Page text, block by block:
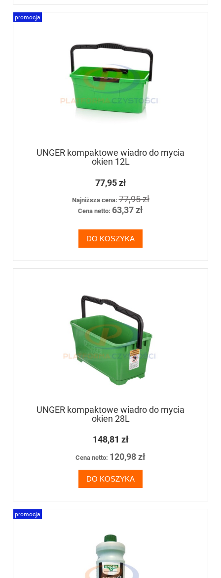
UNGER kompaktowe wiadro do mycia
okien 12L
77,95 zł
Najniższa cena:77,95 zł
Cena netto: 63,37 zł
DO KOSZYKA
promocja
UNGER kompaktowe wiadro do mycia
okien 28L
148,81 zł
Cena netto: 120,98 zł
DO KOSZYKA
promocja